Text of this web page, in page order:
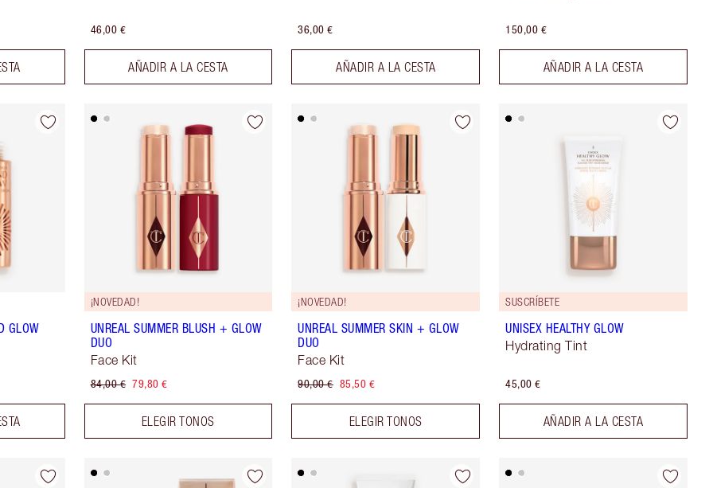
46,00 €
AÑADIR A LA CESTA
36,00 €
AÑADIR A LA CESTA
150,00 €
AÑADIR A LA CESTA
GLOW
¡NOVEDAD!
UNREAL SUMMER BLUSH + GLOW
DUO
Face Kit
84,00 € 79,80 €
ELEGIR TONOS
¡NOVEDAD!
UNREAL SUMMER SKIN + GLOW
DUO
Face Kit
90,00 € 85,50 €
ELEGIR TONOS
SUSCRÍBETE
UNISEX HEALTHY GLOW
Hydrating Tint
45,00 €
AÑADIR A LA CESTA